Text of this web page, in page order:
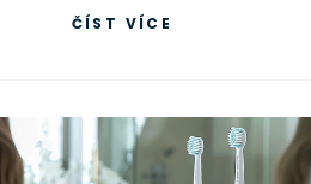
Představíme také několik
o ústní hygieně, které
ČÍST VÍCE